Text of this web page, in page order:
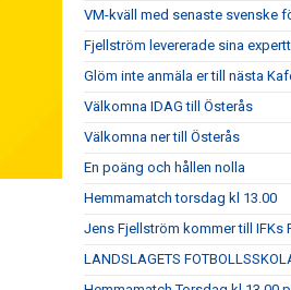
VM-kväll med senaste svenske
Fjellström levererade sina
Glöm inte anmäla er till nästa
Välkomna IDAG till Österås
Välkomna ner till Österås
En poäng och hållen nolla
Hemmamatch torsdag kl 13.00
Jens Fjellström kommer till IFKs
LANDSLAGETS